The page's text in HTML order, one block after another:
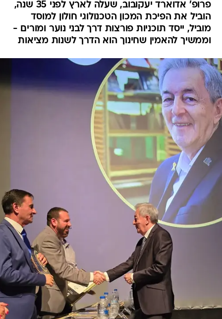
פרופ' אדוארד יעקובוב, שעלה לארץ לפני 35 שנה,
הוביל את הפיכת המכון הטכנולוגי חולון למוסד
מוביל, ייסד תוכניות פורצות דרך לבני נוער ומורים -
וממשיך להאמין שחינוך הוא הדרך לשנות מציאות